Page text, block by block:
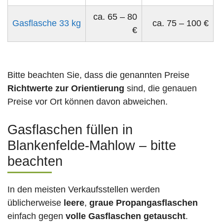
Gasflasche 33 kg
ca. 65 – 80
€
ca. 75 – 100 €
Bitte beachten Sie, dass die genannten Preise
Richtwerte zur Orientierung sind, die genauen
Preise vor Ort können davon abweichen.
Gasflaschen füllen in
Blankenfelde-Mahlow – bitte
beachten
In den meisten Verkaufsstellen werden
üblicherweise leere, graue Propangasflaschen
einfach gegen volle Gasflaschen getauscht.